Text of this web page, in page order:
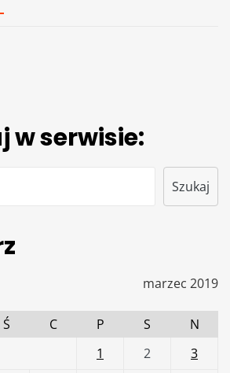
w serwisie:
Szukaj
marzec 2019
Ś C P S
N
1
2
3